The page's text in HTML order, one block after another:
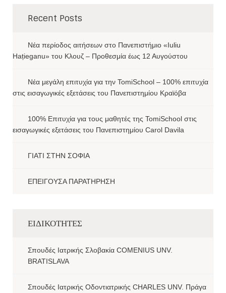
Recent Posts
Νέα περίοδος αιτήσεων στο Πανεπιστήμιο «Iuliu
Hațieganu» του Κλουζ – Προθεσμία έως 12 Αυγούστου
Νέα μεγάλη επιτυχία για την TomiSchool – 100% επιτυχία
στις εισαγωγικές εξετάσεις του Πανεπιστημίου Κραϊόβα
100% Επιτυχία για τους μαθητές της TomiSchool στις
εισαγωγικές εξετάσεις του Πανεπιστημίου Carol Davila
ΓΙΑΤΙ ΣΤΗΝ ΣΟΦΙΑ
ΕΠΕΙΓΟΥΣΑ ΠΑΡΑΤΗΡΗΣΗ
ΕΙΔΙΚΟΤΗΤΕΣ
Σπουδές Ιατρικής Σλοβακία COMENIUS UNV.
BRATISLAVA
Σπουδές Ιατρικής Οδοντιατρικής CHARLES UNV. Πράγα